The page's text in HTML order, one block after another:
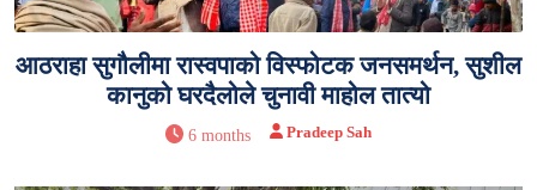
आठराहा सुगौलीमा रास्वपाको विस्फोटक जनसमर्थन, सुशील
कानुको घरदैलोले चुनावी माहोल तात्यो
6 months Pradeep Sah